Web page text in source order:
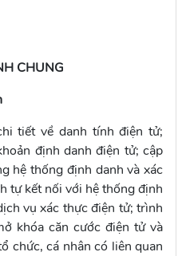
CHUNG
tiết về danh tính điện tử;
định danh điện tử; cập
hệ thống định danh và xác
tự kết nối với hệ thống định
vụ xác thực điện tử; trình
khóa căn cước điện tử và
chức, cá nhân có liên quan